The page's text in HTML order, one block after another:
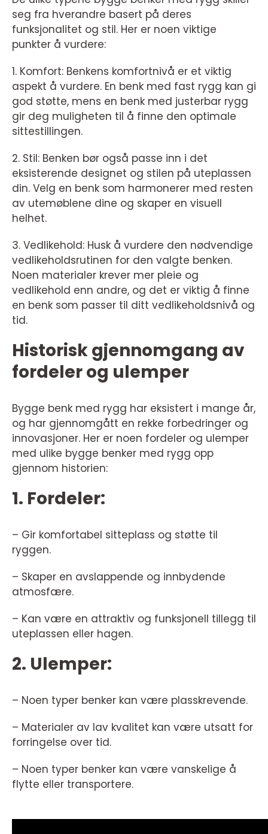
seg fra hverandre basert på deres
funksjonalitet og stil. Her er noen viktige
punkter å vurdere:
1. Komfort: Benkens komfortnivå er et viktig
aspekt å vurdere. En benk med fast rygg kan gi
god støtte, mens en benk med justerbar rygg
gir deg muligheten til å finne den optimale
sittestillingen.
2. Stil: Benken bør også passe inn i det
eksisterende designet og stilen på uteplassen
din. Velg en benk som harmonerer med resten
av utemøblene dine og skaper en visuell
helhet.
3. Vedlikehold: Husk å vurdere den nødvendige
vedlikeholdsrutinen for den valgte benken.
Noen materialer krever mer pleie og
vedlikehold enn andre, og det er viktig å finne
en benk som passer til ditt vedlikeholdsnivå og
tid.
Historisk gjennomgang av
fordeler og ulemper
Bygge benk med rygg har eksistert i mange år,
og har gjennomgått en rekke forbedringer og
innovasjoner. Her er noen fordeler og ulemper
med ulike bygge benker med rygg opp
gjennom historien:
1. Fordeler:
– Gir komfortabel sitteplass og støtte til
ryggen.
– Skaper en avslappende og innbydende
atmosfære.
– Kan være en attraktiv og funksjonell tillegg til
uteplassen eller hagen.
2. Ulemper:
– Noen typer benker kan være plasskrevende.
– Materialer av lav kvalitet kan være utsatt for
forringelse over tid.
– Noen typer benker kan være vanskelige å
flytte eller transportere.